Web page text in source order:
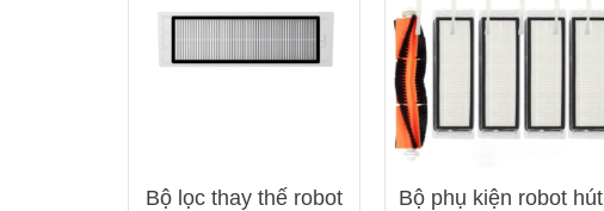
Bộ lọc thay thế robot
Bộ phụ kiện robot hút